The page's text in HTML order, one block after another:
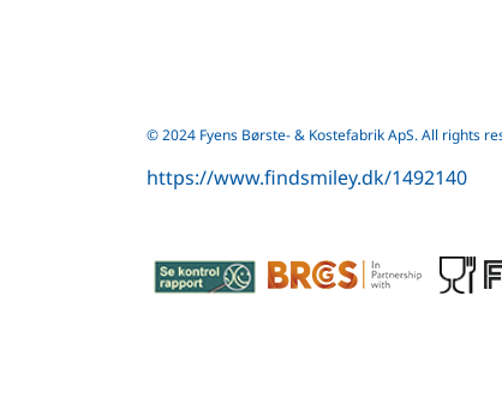
© 2024 Fyens Børste- & Kostefabrik ApS. All rights
https://www.findsmiley.dk/1492140